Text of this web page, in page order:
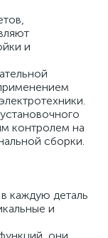
и
контролем на
сборки.
каждую деталь
и